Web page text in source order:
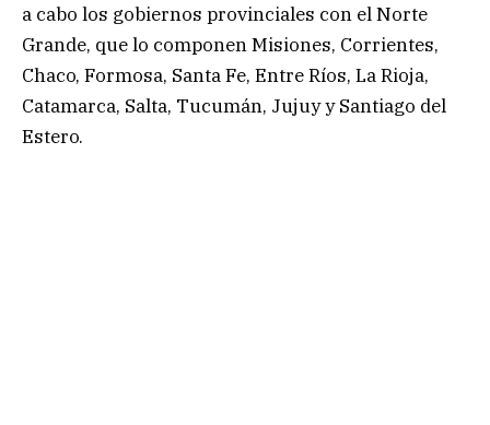
a cabo los gobiernos provinciales con el Norte
Grande, que lo componen Misiones, Corrientes,
Chaco, Formosa, Santa Fe, Entre Ríos, La Rioja,
Catamarca, Salta, Tucumán, Jujuy y Santiago del
Estero.